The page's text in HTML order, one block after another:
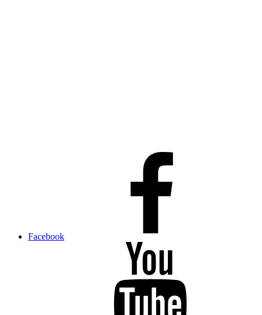
Facebook